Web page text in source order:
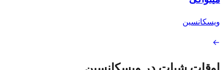
ویسکانسین
→